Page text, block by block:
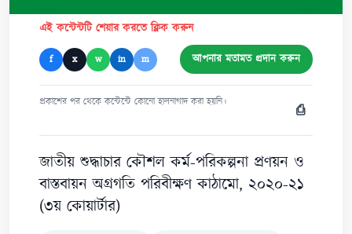
এই কন্টেন্টটি শেয়ার করতে ক্লিক করুন
f x w in m আপনার মতামত প্রদান করুন
প্রকাশের পর থেকে কন্টেন্টে কোনো হালনাগাদ করা হয়নি। ⎙
জাতীয় শুদ্ধাচার কৌশল কর্ম-পরিকল্পনা প্রণয়ন ও
বাস্তবায়ন অগ্রগতি পরিবীক্ষণ কাঠামো, ২০২০-২১
(৩য় কোয়ার্টার)